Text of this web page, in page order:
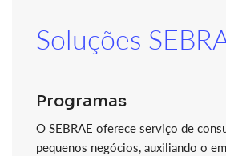
Soluções
Programas
O SEBRAE oferece serviço de
pequenos negócios, auxiliando o